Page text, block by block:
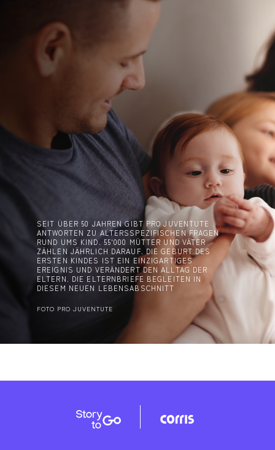
SEIT ÜBER 50 JAHREN GIBT PRO JUVENTUTE
ANTWORTEN ZU ALTERSSPEZIFISCHEN FRAGEN
RUND UMS KIND. 55'000 MÜTTER UND VÄTER
ZÄHLEN JÄHRLICH DARAUF. DIE GEBURT DES
ERSTEN KINDES IST EIN EINZIGARTIGES
EREIGNIS UND VERÄNDERT DEN ALLTAG DER
ELTERN. DIE ELTERNBRIEFE BEGLEITEN IN
DIESEM NEUEN LEBENSABSCHNITT
FOTO PRO JUVENTUTE